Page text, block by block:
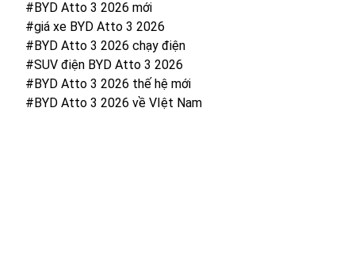
#BYD Atto 3 2026 mới
#giá xe BYD Atto 3 2026
#BYD Atto 3 2026 chạy điện
#SUV điện BYD Atto 3 2026
#BYD Atto 3 2026 thế hệ mới
#BYD Atto 3 2026 về VIệt Nam